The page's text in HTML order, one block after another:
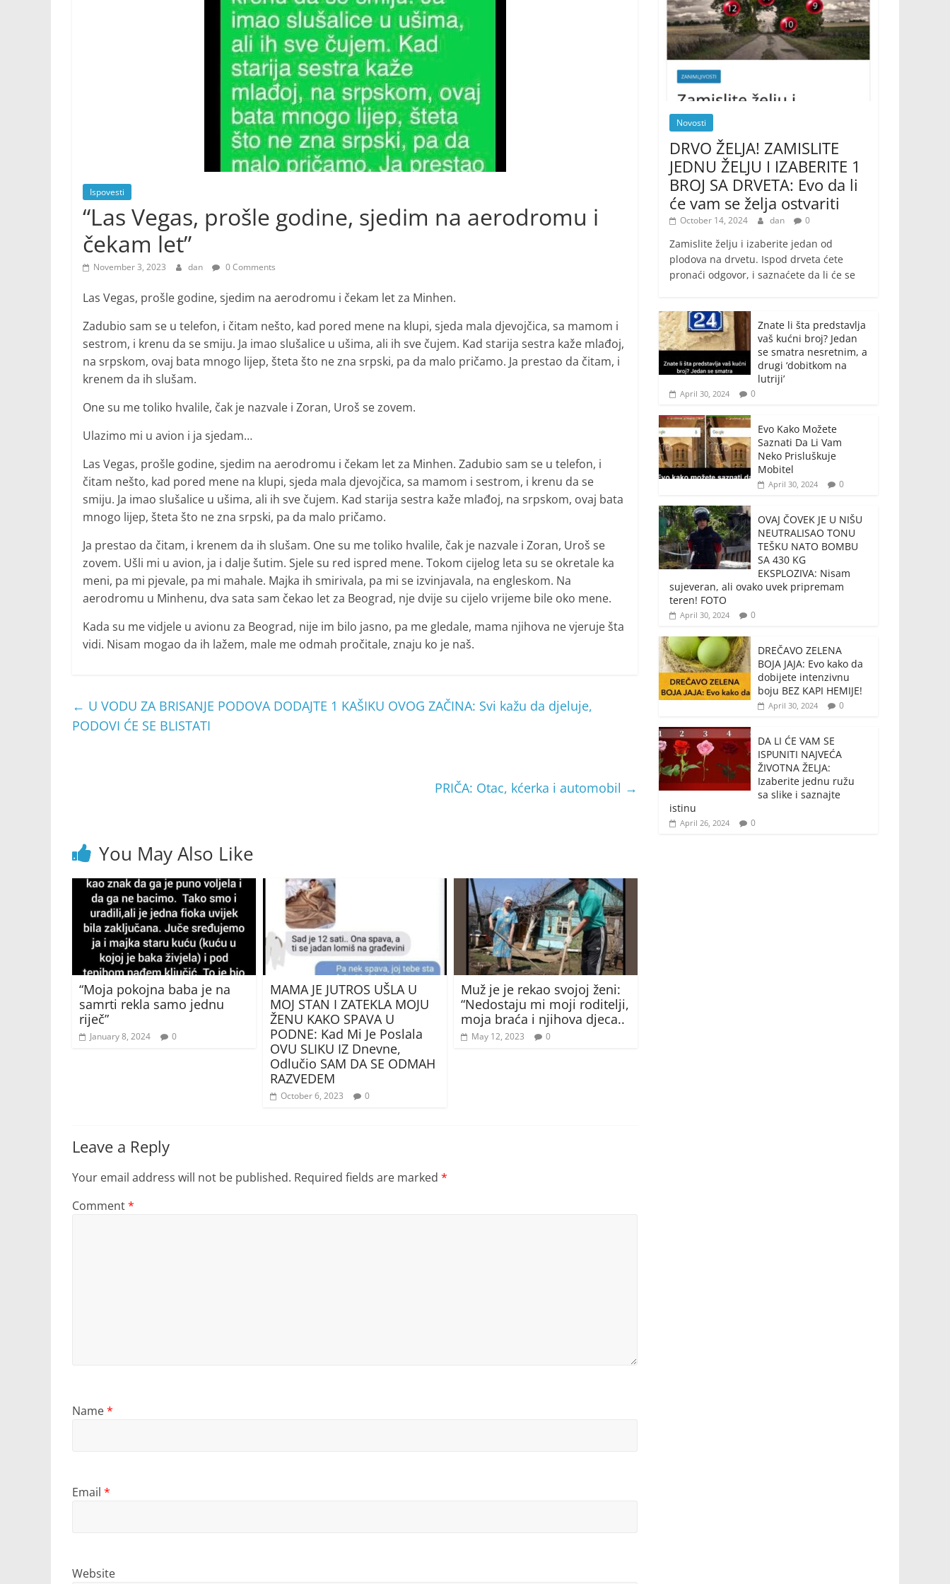
Ispovesti
“Las Vegas, prošle godine, sjedim na aerodromu i
čekam let”
November 3, 2023 dan 0 Comments
Las Vegas, prošle godine, sjedim na aerodromu i čekam let za Minhen.
Zadubio sam se u telefon, i čitam nešto, kad pored mene na klupi, sjeda mala djevojčica, sa mamom i
sestrom, i krenu da se smiju. Ja imao slušalice u ušima, ali ih sve čujem. Kad starija sestra kaže mlađoj,
na srpskom, ovaj bata mnogo lijep, šteta što ne zna srpski, pa da malo pričamo. Ja prestao da čitam, i
krenem da ih slušam.
One su me toliko hvalile, čak je nazvale i Zoran, Uroš se zovem.
Ulazimo mi u avion i ja sjedam…
Las Vegas, prošle godine, sjedim na aerodromu i čekam let za Minhen. Zadubio sam se u telefon, i
čitam nešto, kad pored mene na klupi, sjeda mala djevojčica, sa mamom i sestrom, i krenu da se
smiju. Ja imao slušalice u ušima, ali ih sve čujem. Kad starija sestra kaže mlađoj, na srpskom, ovaj bata
mnogo lijep, šteta što ne zna srpski, pa da malo pričamo.
Ja prestao da čitam, i krenem da ih slušam. One su me toliko hvalile, čak je nazvale i Zoran, Uroš se
zovem. Ušli mi u avion, ja i dalje šutim. Sjele su red ispred mene. Tokom cijelog leta su se okretale ka
meni, pa mi pjevale, pa mi mahale. Majka ih smirivala, pa mi se izvinjavala, na engleskom. Na
aerodromu u Minhenu, dva sata sam čekao let za Beograd, nje dvije su cijelo vrijeme bile oko mene.
Kada su me vidjele u avionu za Beograd, nije im bilo jasno, pa me gledale, mama njihova ne vjeruje šta
vidi. Nisam mogao da ih lažem, male me odmah pročitale, znaju ko je naš.
← U VODU ZA BRISANJE PODOVA DODAJTE 1 KAŠIKU OVOG ZAČINA: Svi kažu da djeluje,
PODOVI ĆE SE BLISTATI
PRIČA: Otac, kćerka i automobil →
You May Also Like
“Moja pokojna baba je na
samrti rekla samo jednu
riječ”
January 8, 2024 0
MAMA JE JUTROS UŠLA U
MOJ STAN I ZATEKLA MOJU
ŽENU KAKO SPAVA U
PODNE: Kad Mi Je Poslala
OVU SLIKU IZ Dnevne,
Odlučio SAM DA SE ODMAH
RAZVEDEM
October 6, 2023 0
Muž je je rekao svojoj ženi:
“Nedostaju mi moji roditelji,
moja braća i njihova djeca..
May 12, 2023 0
Leave a Reply
Your email address will not be published. Required fields are marked *
Comment*
Name*
Email *
Website
Novosti
DRVO ŽELJA! ZAMISLITE
JEDNU ŽELJU I IZABERITE 1
BROJ SA DRVETA: Evo da li
će vam se želja ostvariti
October 14, 2024 dan 0
Zamislite želju i izaberite jedan od
plodova na drvetu. Ispod drveta ćete
pronaći odgovor, i saznaćete da li će se
Znate li šta predstavlja
vaš kućni broj? Jedan
se smatra nesretnim, a
drugi ‘dobitkom na
lutriji’
April 30, 2024 0
Evo Kako Možete
Saznati Da Li Vam
Neko Prisluškuje
Mobitel
April 30, 2024 0
OVAJ ČOVEK JE U NIŠU
NEUTRALISAO TONU
TEŠKU NATO BOMBU
SA 430 KG
EKSPLOZIVA: Nisam
sujeveran, ali ovako uvek pripremam
teren! FOTO
April 30, 2024 0
DREČAVO ZELENA
BOJA JAJA: Evo kako da
dobijete intenzivnu
boju BEZ KAPI HEMIJE!
April 30, 2024 0
DA LI ĆE VAM SE
ISPUNITI NAJVEĆA
ŽIVOTNA ŽELJA:
Izaberite jednu ružu
sa slike i saznajte
istinu
April 26, 2024 0